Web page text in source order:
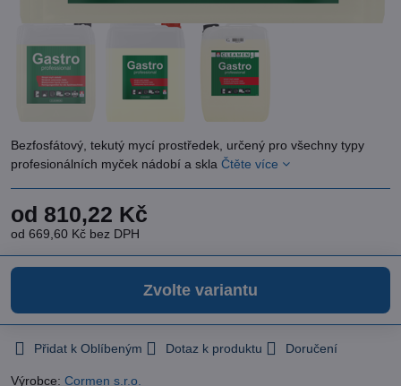
Bezfosfátový, tekutý mycí prostředek, určený pro všechny typy
profesionálních myček nádobí a skla Čtěte více
od 810,22 Kč
od 669,60 Kč bez DPH
Zvolte variantu
Přidat k Oblíbeným Dotaz k produktu Doručení
Výrobce: Cormen s.r.o.